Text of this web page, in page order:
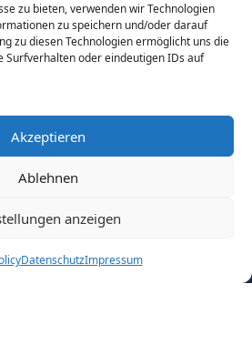
zu bieten, verwenden wir Technologien
zu speichern und/oder darauf
zu diesen Technologien ermöglicht uns die
Surfverhalten oder eindeutigen IDs auf
Akzeptieren
Ablehnen
anzeigen
DatenschutzImpressum
Check